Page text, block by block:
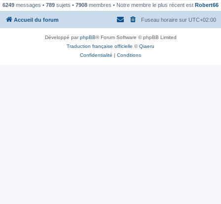
6249 messages • 789 sujets • 7908 membres • Notre membre le plus récent est Robert66
Accueil du forum Fuseau horaire sur UTC+02:00
Développé parphpBB® Forum Software © phpBB Limited
Traduction française officielle ©Qiaeru
Confidentialité | Conditions